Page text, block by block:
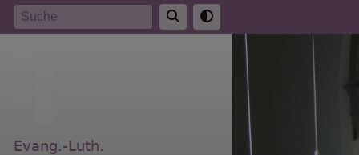
Direkt
zum
Evang.-Luth.